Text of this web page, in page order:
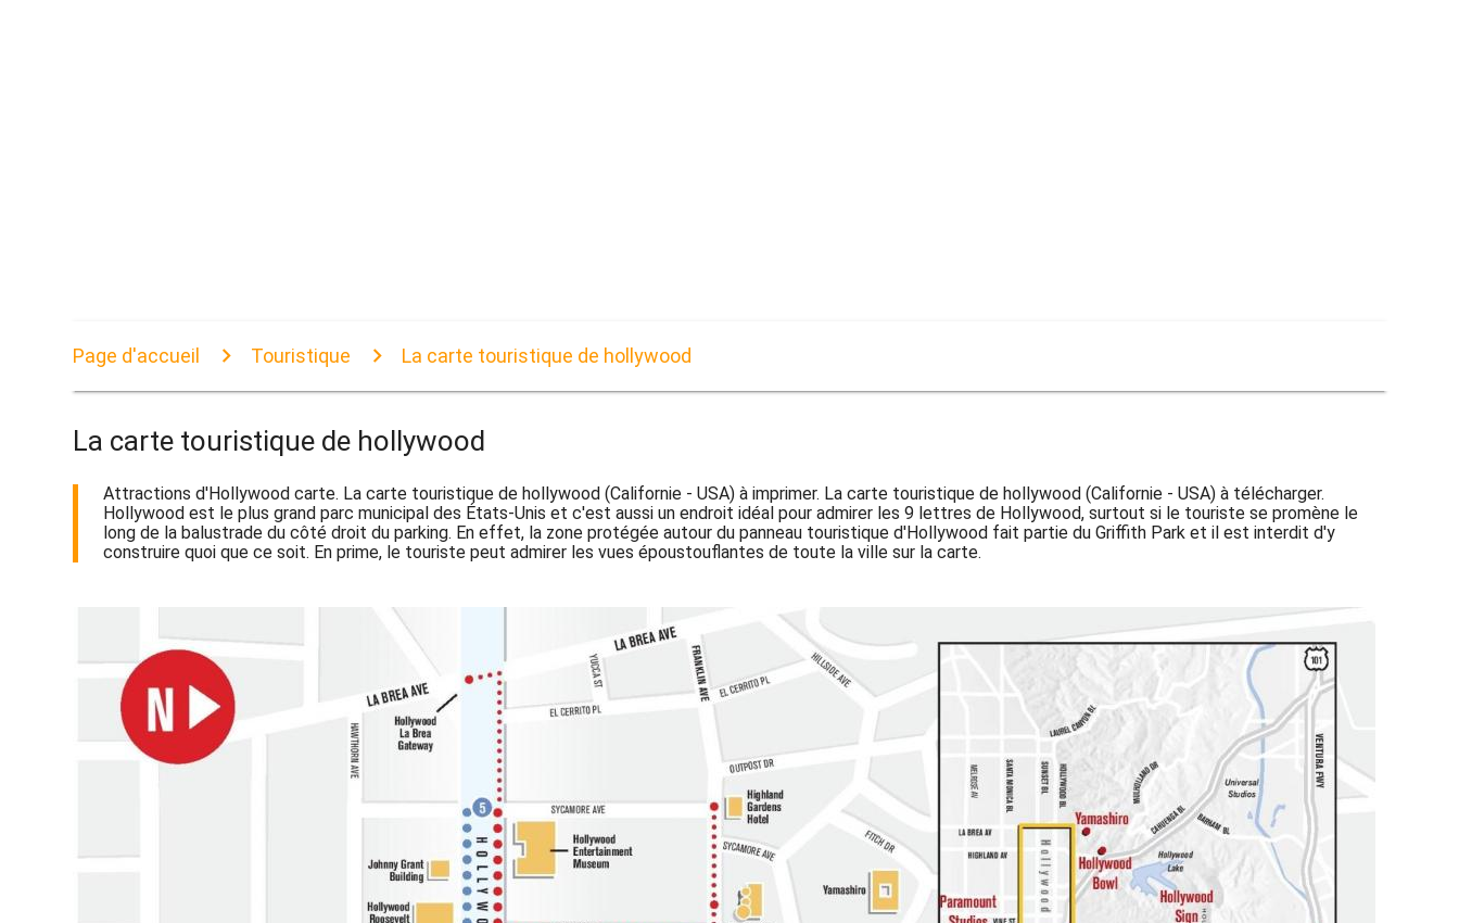
Page d'accueil Touristique La carte touristique de hollywood
La carte touristique de hollywood
Attractions d'Hollywood carte. La carte touristique de hollywood (Californie - USA) à imprimer. La carte touristique de hollywood (Californie - USA) à télécharger.
Hollywood est le plus grand parc municipal des États-Unis et c'est aussi un endroit idéal pour admirer les 9 lettres de Hollywood, surtout si le touriste se promène le
long de la balustrade du côté droit du parking. En effet, la zone protégée autour du panneau touristique d'Hollywood fait partie du Griffith Park et il est interdit d'y
construire quoi que ce soit. En prime, le touriste peut admirer les vues époustouflantes de toute la ville sur la carte.